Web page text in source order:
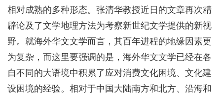
相对成熟的多种形态。张清华教授近日的文章再次精
辟论及了文学地理方法为考察新世纪文学提供的新视
野。就海外华文文学而言，其百年进程的地缘因素更
为复杂，而这里要强调的是，海外华文文学已经在各
自不同的大语境中积累了应对消费文化困境、文化建
设困境的经验。相对于中国大陆南方和北方、沿海和